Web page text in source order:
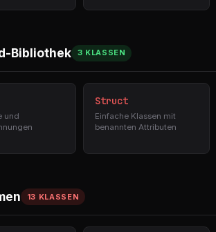
Bibliothek 3 KLASSEN
und
Struct
Einfache Klassen mit
benannten Attributen
13 KLASSEN